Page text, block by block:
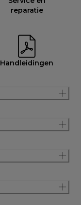
reparatie
Handleidingen